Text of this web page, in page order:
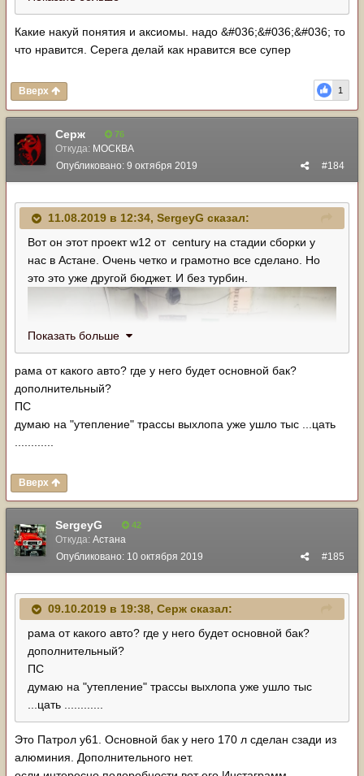
рестомод.
Какие накуй понятия и аксиомы. надо &#036;&#036;&#036; то
что нравится. Серега делай как нравится все супер
1
Вверх
Серж 76
Откуда: МОСКВА
#184
Опубликовано: 9 октября 2019
11.08.2019 в 12:34, SergeyG сказал:
Вот он этот проект w12 от century на стадии сборки у
нас в Астане. Очень четко и грамотно все сделано. Но
это это уже другой бюджет. И без турбин.
Показать больше
рама от какого авто? где у него будет основной бак?
дополнительный?
ПС
думаю на "утепление" трассы выхлопа уже ушло тыс ...цать
............
Вверх
SergeyG 42
Откуда: Астана
#185
Опубликовано: 10 октября 2019
09.10.2019 в 19:38, Серж сказал:
рама от какого авто? где у него будет основной бак?
дополнительный?
ПС
думаю на "утепление" трассы выхлопа уже ушло тыс
...цать ............
Это Патрол у61. Основной бак у него 170 л сделан сзади из
алюминия. Дополнительного нет.